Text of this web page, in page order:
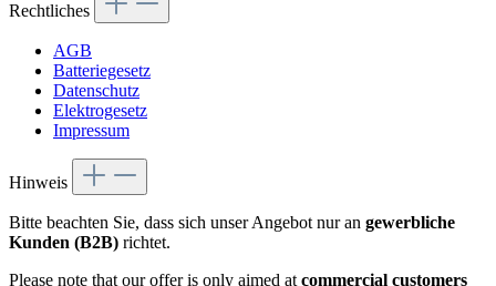
Rechtliches
AGB
Batteriegesetz
Datenschutz
Elektrogesetz
Impressum
Hinweis
Bitte beachten Sie, dass sich unser Angebot nur an gewerbliche
Kunden (B2B) richtet.
Please note that our offer is only aimed at commercial customers